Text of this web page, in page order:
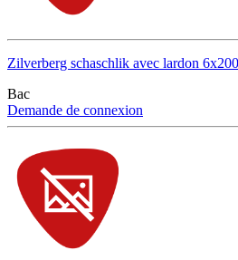
Zilverberg schaschlik avec lardon
Bac
Demande de connexion